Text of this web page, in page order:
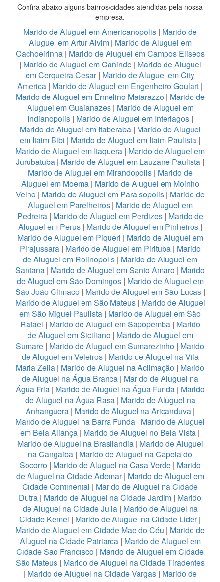
Confira abaixo alguns bairros/cidades atendidas pela nossa
empresa.
Marido de Aluguel em Americanopolis | Marido de
Aluguel em Artur Alvim | Marido de Aluguel em
Cachoeirinha| Marido de Aluguel em Campos Eliseos
| Marido de Aluguel em Caninde| Marido de Aluguel
em Cerqueira Cesar| Marido de Aluguel em City
America | Marido de Aluguel em Engenheiro Goulart |
Marido de Aluguel em Ermelino Matarazzo | Marido de
Aluguel em Guaianazes| Marido de Aluguel em
Indianopolis| Marido de Aluguel em Interlagos|
Marido de Aluguel em Itaberaba| Marido de Aluguel
em Itaim Bibi | Marido de Aluguel em Itaim Paulista |
Marido de Aluguel em Itaquera | Marido de Aluguel em
Jurubatuba | Marido de Aluguel em Lauzane Paulista |
Marido de Aluguel em Mirandopolis| Marido de
Aluguel em Moema| Marido de Aluguel em Moinho
Velho | Marido de Aluguel em Paraisopolis| Marido de
Aluguel em Parelheiros| Marido de Aluguel em
Pedreira| Marido de Aluguel em Perdizes| Marido de
Aluguel em Perus| Marido de Aluguel em Pinheiros|
Marido de Aluguel em Piqueri | Marido de Aluguel em
Pirajussara| Marido de Aluguel em Pirituba| Marido
de Aluguel em Rolinopolis | Marido de Aluguel em
Santana | Marido de Aluguel em Santo Amaro | Marido
de Aluguel em São Domingos| Marido de Aluguel em
São João Climaco| Marido de Aluguel em São Lucas|
Marido de Aluguel em São Mateus | Marido de Aluguel
em São Miguel Paulista | Marido de Aluguel em São
Rafael | Marido de Aluguel em Sapopemba | Marido
de Aluguel em Siciliano| Marido de Aluguel em
Sumare | Marido de Aluguel em Sumarezinho | Marido
de Aluguel em Veleiros| Marido de Aluguel na Vila
Maria Zelia | Marido de Aluguel na Aclimação | Marido
de Aluguel na Água Branca | Marido de Aluguel na
Água Fria| Marido de Aluguel na Água Funda| Marido
de Aluguel na Água Rasa | Marido de Aluguel na
Anhanguera| Marido de Aluguel na Aricanduva|
Marido de Aluguel na Barra Funda | Marido de Aluguel
em Bela Aliança | Marido de Aluguel no Bela Vista |
Marido de Aluguel na Brasilandia| Marido de Aluguel
na Cangaiba | Marido de Aluguel na Capela do
Socorro | Marido de Aluguel na Casa Verde| Marido
de Aluguel na Cidade Ademar| Marido de Aluguel em
Cidade Continental | Marido de Aluguel na Cidade
Dutra | Marido de Aluguel na Cidade Jardim | Marido
de Aluguel na Cidade Julia | Marido de Aluguel na
Cidade Kemel | Marido de Aluguel na Cidade Lider|
Marido de Aluguel em Cidade Mae do Céu | Marido de
Aluguel na Cidade Patriarca| Marido de Aluguel em
Cidade São Francisco | Marido de Aluguel em Cidade
São Mateus| Marido de Aluguel na Cidade Tiradentes
| Marido de Aluguel na Cidade Vargas | Marido de